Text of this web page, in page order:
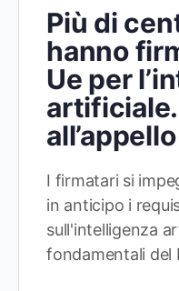
Più di
hanno
Ue per
I firmatari si
in anticipo i
sull'intelligenza
fondamentali del